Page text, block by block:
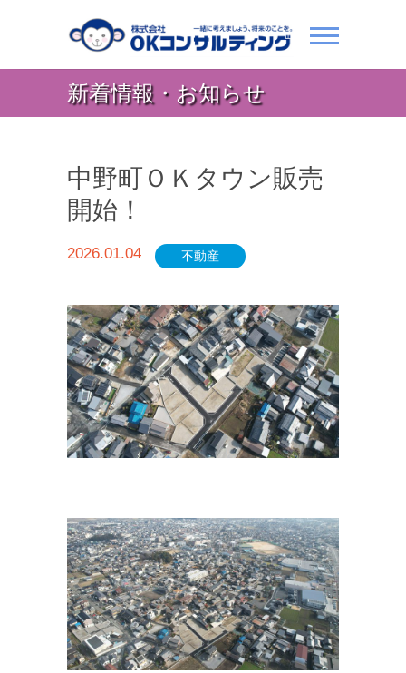
新着情報・お知らせ
中野町ＯＫタウン販売
開始！
2026.01.04 不動産